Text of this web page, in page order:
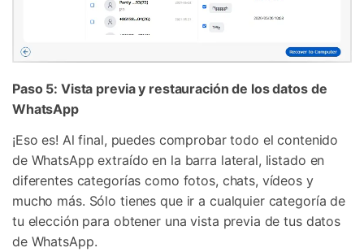
Paso 5: Vista previa y restauración de los datos de
WhatsApp
¡Eso es! Al final, puedes comprobar todo el contenido
de WhatsApp extraído en la barra lateral, listado en
diferentes categorías como fotos, chats, vídeos y
mucho más. Sólo tienes que ir a cualquier categoría de
tu elección para obtener una vista previa de tus datos
de WhatsApp.